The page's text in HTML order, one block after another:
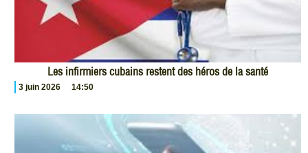
Les infirmiers cubains restent des héros de la santé
3 juin 2026 14:50